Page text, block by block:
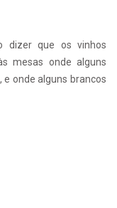
dizer que os vinhos
mesas onde alguns
onde alguns brancos